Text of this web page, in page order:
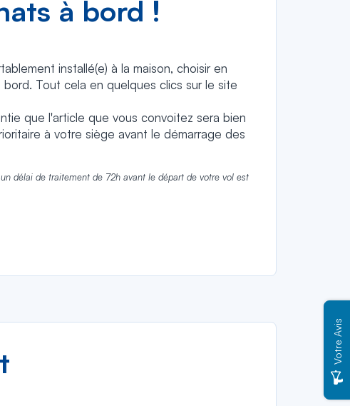
à bord !
installé(e) à la maison, choisir en
Tout cela en quelques clics sur le site
que l'article que vous convoitez sera bien
à votre siège avant le démarrage des
délai de traitement de 72h avant le départ de votre vol est
Votre Avis